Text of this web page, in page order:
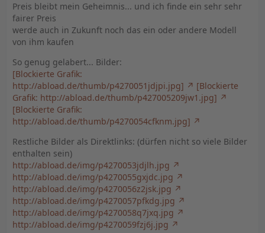
Preis bleibt mein Geheimnis... und ich finde ein sehr sehr
fairer Preis
werde auch in Zukunft noch das ein oder andere Modell
von ihm kaufen
So genug gelabert... Bilder:
[Blockierte Grafik:
http://abload.de/thumb/p4270051jdjpi.jpg]
[Blockierte
Grafik: http://abload.de/thumb/p427005209jw1.jpg]
[Blockierte Grafik:
http://abload.de/thumb/p4270054cfknm.jpg]
Restliche Bilder als Direktlinks: (dürfen nicht so viele Bilder
enthalten sein)
http://abload.de/img/p4270053jdjlh.jpg
http://abload.de/img/p4270055gxjdc.jpg
http://abload.de/img/p4270056z2jsk.jpg
http://abload.de/img/p4270057pfkdg.jpg
http://abload.de/img/p4270058q7jxq.jpg
http://abload.de/img/p4270059fzj6j.jpg